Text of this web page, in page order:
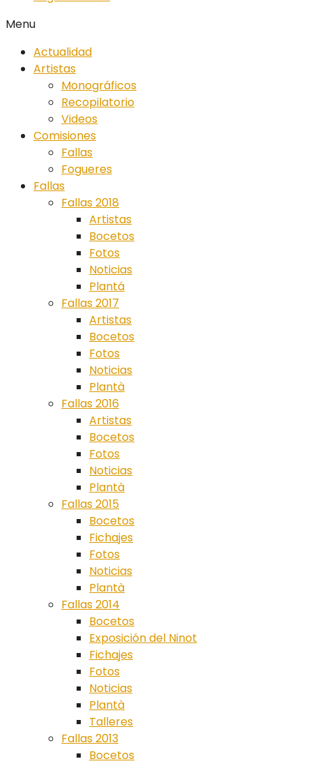
Menu
Actualidad
Artistas
Monográficos
Recopilatorio
Videos
Comisiones
Fallas
Fogueres
Fallas
Fallas 2018
Artistas
Bocetos
Fotos
Noticias
Plantá
Fallas 2017
Artistas
Bocetos
Fotos
Noticias
Plantà
Fallas 2016
Artistas
Bocetos
Fotos
Noticias
Plantà
Fallas 2015
Bocetos
Fichajes
Fotos
Noticias
Plantà
Fallas 2014
Bocetos
Exposición del Ninot
Fichajes
Fotos
Noticias
Plantà
Talleres
Fallas 2013
Bocetos